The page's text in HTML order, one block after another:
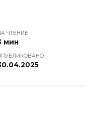
ЧТЕНИЕ
мин